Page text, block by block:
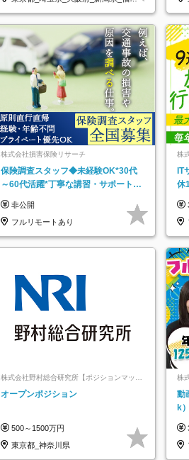
県
知
株式会社損害保険リサーチ
保険調査スタッフ◆未経験OK*30代
～60代活躍*丁寧な講習・サポートあ
託
非公開
フルリモートあり
株
IT
休
株式会社野村総合研究所【ポジションマッチ
オープンポジション
500～1500万円
東京都_神奈川県
株
動
k